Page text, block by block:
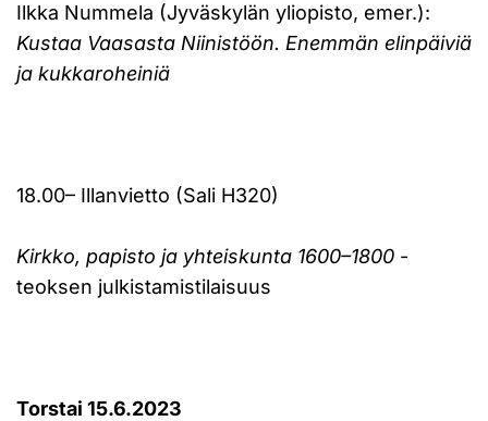
Ilkka Nummela (Jyväskylän yliopisto, emer.):
Kustaa Vaasasta Niinistöön. Enemmän elinpäiviä
ja kukkaroheiniä
18.00– Illanvietto (Sali H320)
Kirkko, papisto ja yhteiskunta 1600–1800 -
teoksen julkistamistilaisuus
Torstai 15.6.2023